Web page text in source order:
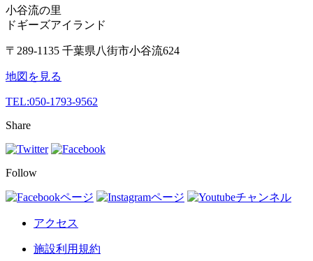
小谷流の里
ドギーズアイランド
〒289-1135 千葉県八街市小谷流624
地図を見る
TEL:050-1793-9562
Share
Follow
アクセス
施設利用規約